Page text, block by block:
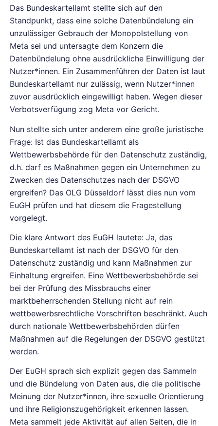
Das Bundeskartellamt stellte sich auf den
Standpunkt, dass eine solche Datenbündelung ein
unzulässiger Gebrauch der Monopolstellung von
Meta sei und untersagte dem Konzern die
Datenbündelung ohne ausdrückliche Einwilligung der
Nutzer*innen. Ein Zusammenführen der Daten ist laut
Bundeskartellamt nur zulässig, wenn Nutzer*innen
zuvor ausdrücklich eingewilligt haben. Wegen dieser
Verbotsverfügung zog Meta vor Gericht.
Nun stellte sich unter anderem eine große juristische
Frage: Ist das Bundeskartellamt als
Wettbewerbsbehörde für den Datenschutz zuständig,
d.h. darf es Maßnahmen gegen ein Unternehmen zu
Zwecken des Datenschutzes nach der DSGVO
ergreifen? Das OLG Düsseldorf lässt dies nun vom
EuGH prüfen und hat diesem die Fragestellung
vorgelegt.
Die klare Antwort des EuGH lautete: Ja, das
Bundeskartellamt ist nach der DSGVO für den
Datenschutz zuständig und kann Maßnahmen zur
Einhaltung ergreifen. Eine Wettbewerbsbehörde sei
bei der Prüfung des Missbrauchs einer
marktbeherrschenden Stellung nicht auf rein
wettbewerbsrechtliche Vorschriften beschränkt. Auch
durch nationale Wettbewerbsbehörden dürfen
Maßnahmen auf die Regelungen der DSGVO gestützt
werden.
Der EuGH sprach sich explizit gegen das Sammeln
und die Bündelung von Daten aus, die die politische
Meinung der Nutzer*innen, ihre sexuelle Orientierung
und ihre Religionszugehörigkeit erkennen lassen.
Meta sammelt jede Aktivität auf allen Seiten, die in